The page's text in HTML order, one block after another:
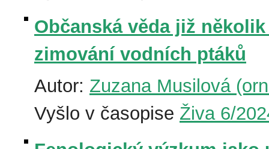
Občanská věda již
zimování vodních ptáků
Autor: Zuzana Musilová
Vyšlo v časopise Živa 6/